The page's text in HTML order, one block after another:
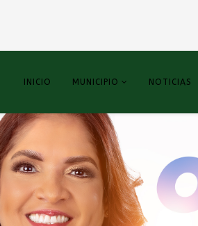
INICIO MUNICIPIO NOTICIAS